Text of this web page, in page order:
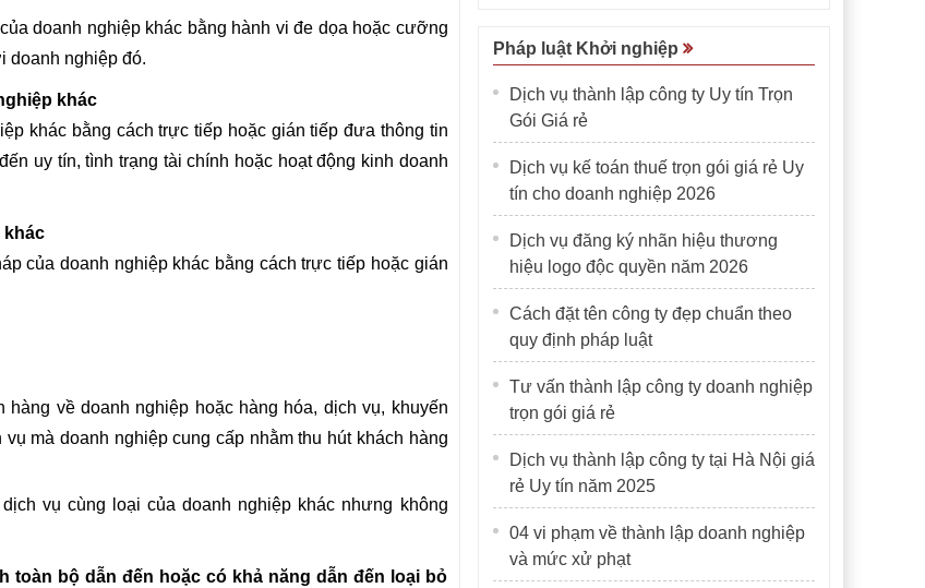
doanh nghiệp khác bằng hành vi đe dọa hoặc cưỡng
doanh nghiệp đó.
khác
khác bằng cách trực tiếp hoặc gián tiếp đưa thông tin
uy tín, tình trạng tài chính hoặc hoạt động kinh doanh
khác
của doanh nghiệp khác bằng cách trực tiếp hoặc gián
về doanh nghiệp hoặc hàng hóa, dịch vụ, khuyến
mà doanh nghiệp cung cấp nhằm thu hút khách hàng
vụ cùng loại của doanh nghiệp khác nhưng không
bộ dẫn đến hoặc có khả năng dẫn đến loại bỏ
Pháp luật Khởi nghiệp
Dịch vụ thành lập công ty Uy tín Trọn
Gói Giá rẻ
Dịch vụ kế toán thuế trọn gói giá rẻ Uy
tín cho doanh nghiệp 2026
Dịch vụ đăng ký nhãn hiệu thương
hiệu logo độc quyền năm 2026
Cách đặt tên công ty đẹp chuẩn theo
quy định pháp luật
Tư vấn thành lập công ty doanh nghiệp
trọn gói giá rẻ
Dịch vụ thành lập công ty tại Hà Nội giá
rẻ Uy tín năm 2025
04 vi phạm về thành lập doanh nghiệp
và mức xử phạt